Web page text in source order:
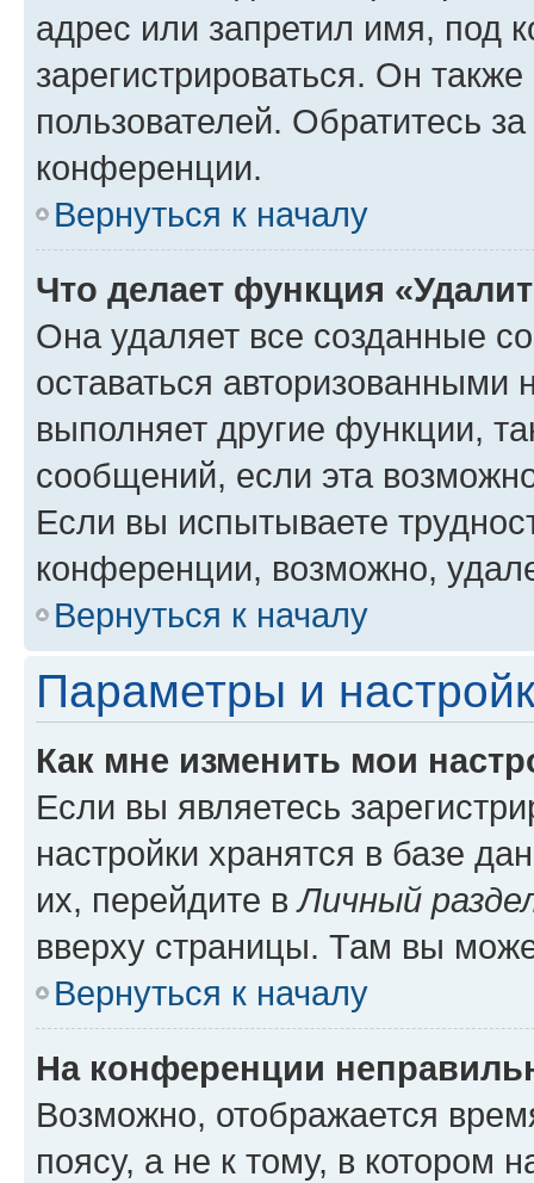
адрес или запретил имя, под
зарегистрироваться. Он
пользователей. Обратитесь
конференции.
Вернуться к началу
Что делает функция
Она удаляет все созданные
оставаться авторизованными
выполняет другие функции,
сообщений, если эта
Если вы испытываете
конференции, возможно,
Вернуться к началу
Параметры и
Как мне изменить мои
Если вы являетесь
настройки хранятся в базе
их, перейдите вЛичный
вверху страницы. Там вы
Вернуться к началу
На конференции
Возможно, отображается
поясу, а не к тому, в котором